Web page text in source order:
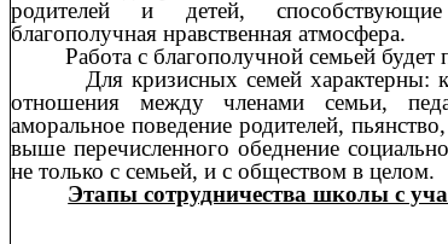
родителей и детей,
благополучная нравственная атмосфера.
Работа с благополучной семьей будет
Для кризисных семей характерны:
отношения между членами семьи,
аморальное поведение родителей,
выше перечисленного обеднение
не только с семьей, и с обществом в целом.
Этапы сотрудничества школы с